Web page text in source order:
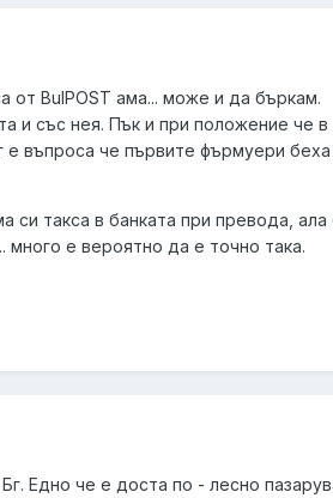
от BulPOST ама... може и да бъркам.
и със нея. Пък и при положение че в
е въпроса че първите фърмуери беха
си такса в банката при превода, ала
много е вероятно да е точно така.
Едно че е доста по - лесно